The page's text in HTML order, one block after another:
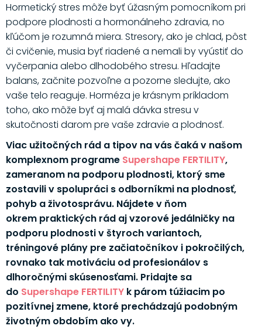
Hormetický stres môže byť úžasným pomocníkom pri
podpore plodnosti a hormonálneho zdravia, no
kľúčom je rozumná miera. Stresory, ako je chlad, pôst
či cvičenie, musia byť riadené a nemali by vyústiť do
vyčerpania alebo dlhodobého stresu. Hľadajte
balans, začnite pozvoľne a pozorne sledujte, ako
vaše telo reaguje. Horméza je krásnym príkladom
toho, ako môže byť aj malá dávka stresu v
skutočnosti darom pre vaše zdravie a plodnosť.
Viac užitočných rád a tipov na vás čaká v našom
komplexnom programe Supershape FERTILITY,
zameranom na podporu plodnosti, ktorý sme
zostavili v spolupráci s odborníkmi na plodnosť,
pohyb a životosprávu. Nájdete v ňom
okrem praktických rád aj vzorové jedálničky na
podporu plodnosti v štyroch variantoch,
tréningové plány pre začiatočníkov i pokročilých,
rovnako tak motiváciu od profesionálov s
dlhoročnými skúsenosťami. Pridajte sa
do Supershape FERTILITYk párom túžiacim po
pozitívnej zmene, ktoré prechádzajú podobným
životným obdobím ako vy.